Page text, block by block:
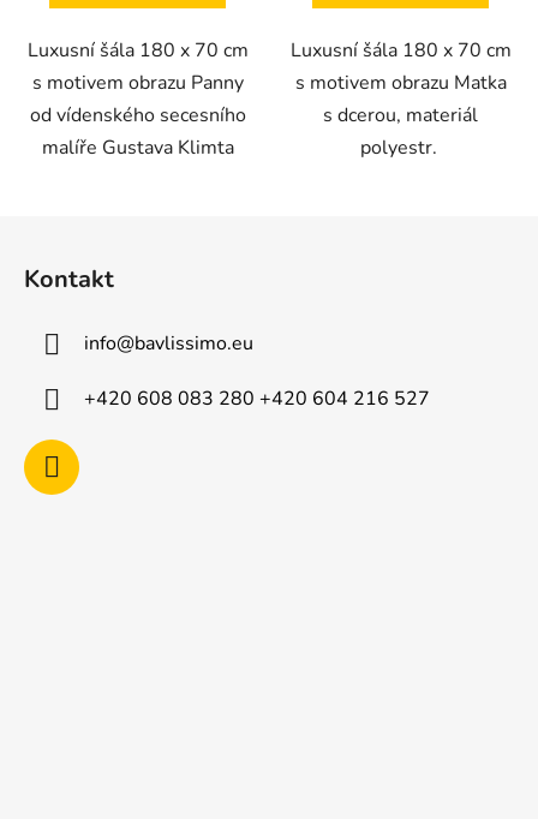
Luxusní šála 180 x 70 cm
s motivem obrazu Panny
od vídenského secesního
malíře Gustava Klimta
Luxusní šála 180 x 70 cm
s motivem obrazu Matka
s dcerou, materiál
polyestr.
Kontakt
info@bavlissimo.eu
+420 608 083 280 +420 604 216 527